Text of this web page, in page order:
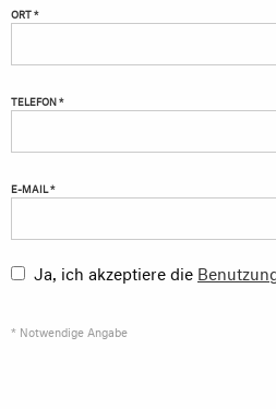
ORT *
TELEFON *
E-MAIL *
Ja, ich akzeptiere die
* Notwendige Angabe